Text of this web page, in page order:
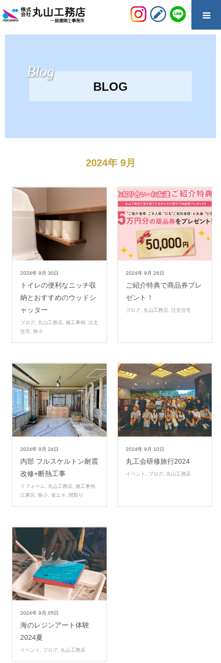
BLOG
Blog
2024年 9月
2024年9月 30日
トイレの便利なニッチ収
納とおすすめのウッドシ
ャッター
ブログ 丸山工務店 ,施工事例 ,注文
住宅
,狭小
2024年 9月 26日
ご紹介特典で商品券プレ
ゼント！
ブログ, 丸山工務店, 注文住宅
2024年9月 24日
内部 フルスケルトン耐震
改修+断熱工事
リフォーム 丸山工務店 ,施工事例
江東区
,狭小 ,省エネ 間取り
2024年 9月 10日
丸工会研修旅行2024
イベント ブログ, 丸山工務店
2024年9月 05日
海のレジンアート体験
2024夏
イベント ブログ 丸山工務店